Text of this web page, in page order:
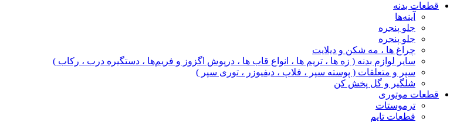
قطعات بدنه
آینه‌ها
جلو پنجره
جلو پنجره
چراغ‌ ها ، مه‌ شکن و دیلایت
سایر لوازم بدنه ( زه ها ، تریم ها ، انواع قاب ها ، درپوش اگزوز و فریم‌ها ، دستگیره درب ، رکاب )
سپر و متعلقات ( پوسته سپر ، فلاپ ، دیفیوزر ، توری سپر )
شلگیر و گل‌ پخش‌ کن
قطعات موتوری
ترموستات
قطعات تایم